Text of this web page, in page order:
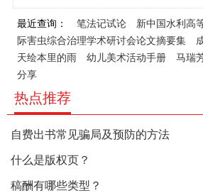
最近查询： 笔法记试论 新中国水利高
际害虫综合治理学术研讨会论文摘要集
天绘本里的雨
幼儿美术活动手册 马瑞
分享
热点推荐
自费出书常见骗局及预防的方法
什么是版权页？
稿酬有哪些类型？